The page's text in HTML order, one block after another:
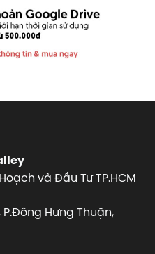
và Đầu Tư TP.HCM
Hưng Thuận,